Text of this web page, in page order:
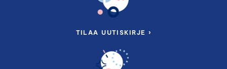
TILAA UUTISKIRJE ›